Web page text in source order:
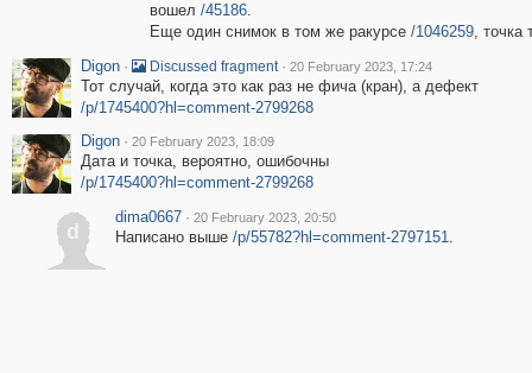
вошел /45186.
Еще один снимок в том же ракурсе /1046259, точка
Digon · Discussed fragment · 20 February 2023, 17:24
Тот случай, когда это как раз не фича (кран), а дефект
/p/1745400?hl=comment-2799268
Digon · 20 February 2023, 18:09
Дата и точка, вероятно, ошибочны
/p/1745400?hl=comment-2799268
d
dima0667 · 20 February 2023, 20:50
Написано выше /p/55782?hl=comment-2797151.